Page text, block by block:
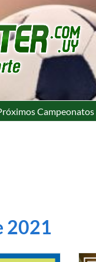
Campeonatos
2021